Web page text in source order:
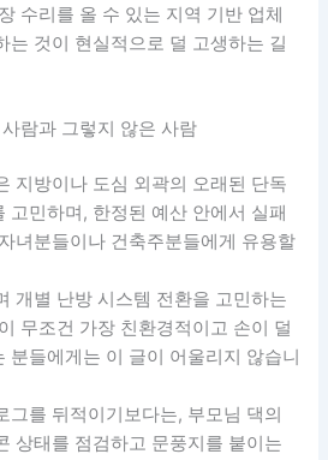
수리를 올 수 있는 지역 기반 업체
는 것이 현실적으로 덜 고생하는 길
람과 그렇지 않은 사람
지방이나 도심 외곽의 오래된 단독
고민하며, 한정된 예산 안에서 실패
녀분들이나 건축주분들에게 유용할
개별 난방 시스템 전환을 고민하는
무조건 가장 친환경적이고 손이 덜
분들에게는 이 글이 어울리지 않습니
그를 뒤적이기보다는, 부모님 댁의
상태를 점검하고 문풍지를 붙이는